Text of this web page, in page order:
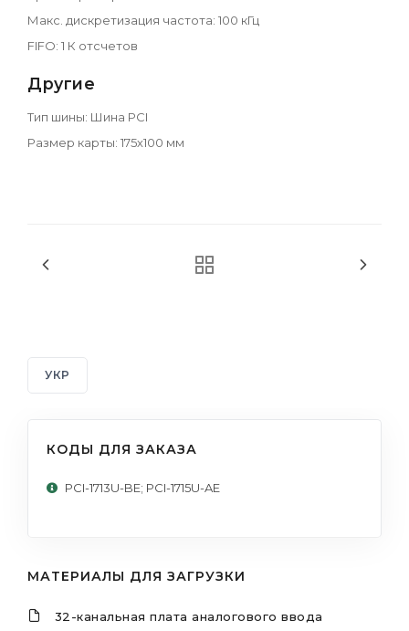
Макс. дискретизация частота: 100 кГц
FIFO: 1 К отсчетов
Другие
Тип шины: Шина PCI
Размер карты: 175х100 мм
УКР
КОДЫ ДЛЯ ЗАКАЗА
PCI-1713U-BE; PCI-1715U-AE
МАТЕРИАЛЫ ДЛЯ ЗАГРУЗКИ
32-канальная плата аналогового ввода